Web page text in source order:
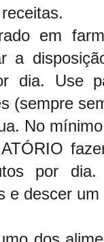
em
a
dia. Use
(sempre
No
por
e descer